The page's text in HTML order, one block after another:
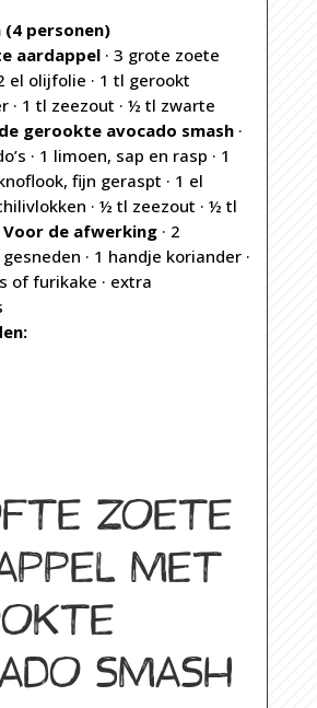
personen)
aardappel· 3 grote zoete
el olijfolie · 1 tl gerookt
· 1 tl zeezout · ½ tl zwarte
gerookte avocado smash·
· 1 limoen, sap en rasp · 1
fijn geraspt · 1 el
· ½ tl zeezout · ½ tl
Voor de afwerking· 2
· 1 handje koriander ·
of furikake · extra
ZOETE
MET
SMASH